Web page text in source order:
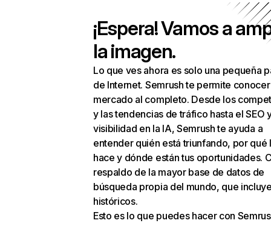
¡Espera! Vamos a
la imagen.
Lo que ves ahora es solo una pequeña
de Internet. Semrush te permite
mercado al completo. Desde los
y las tendencias de tráfico hasta el SEO
visibilidad en la IA, Semrush te ayuda a
entender quién está triunfando, por qué
hace y dónde están tus oportunidades.
respaldo de la mayor base de datos de
búsqueda propia del mundo, que
históricos.
Esto es lo que puedes hacer con